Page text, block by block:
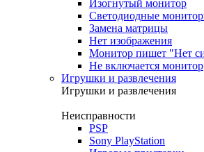
Изогнутый монитор
Светодиодные
Замена матрицы
Нет изображения
Монитор пишет "Нет
Не включается монитор
Игрушки и развлечения
Игрушки и развлечения
Неисправности
PSP
Sony PlayStation